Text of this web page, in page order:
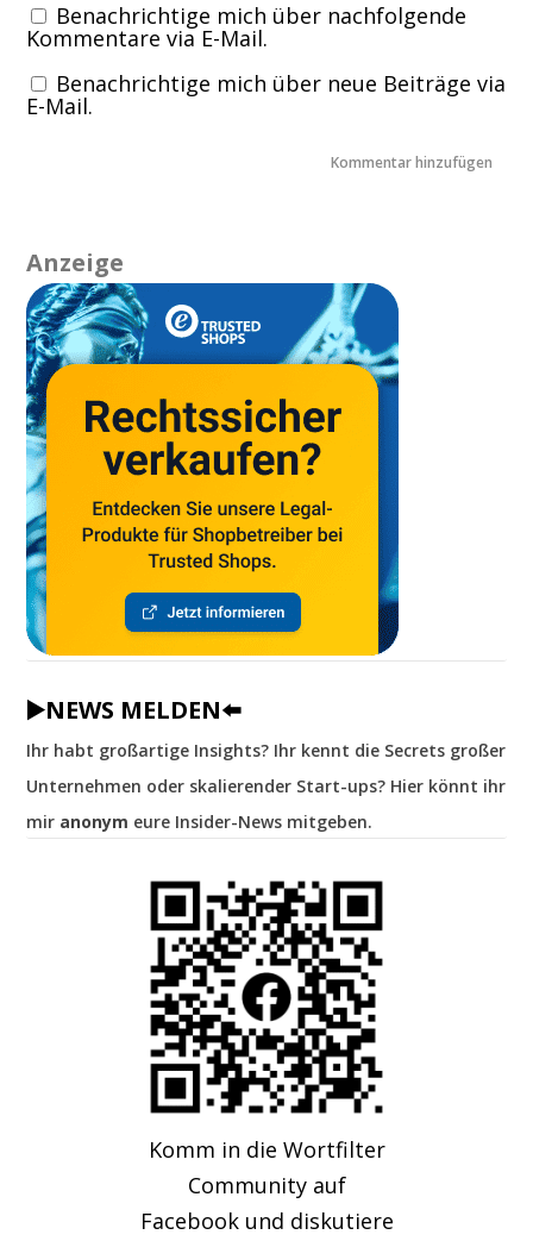
Benachrichtige mich über nachfolgende
Kommentare via E-Mail.
Benachrichtige mich über neue Beiträge via
E-Mail.
Anzeige
▶️NEWS MELDEN⬅️
Ihr habt großartige Insights? Ihr kennt die Secrets großer
Unternehmen oder skalierender Start-ups? Hier könnt ihr
mir anonym eure Insider-News mitgeben.
Komm in die Wortfilter
Community auf
Facebook und diskutiere